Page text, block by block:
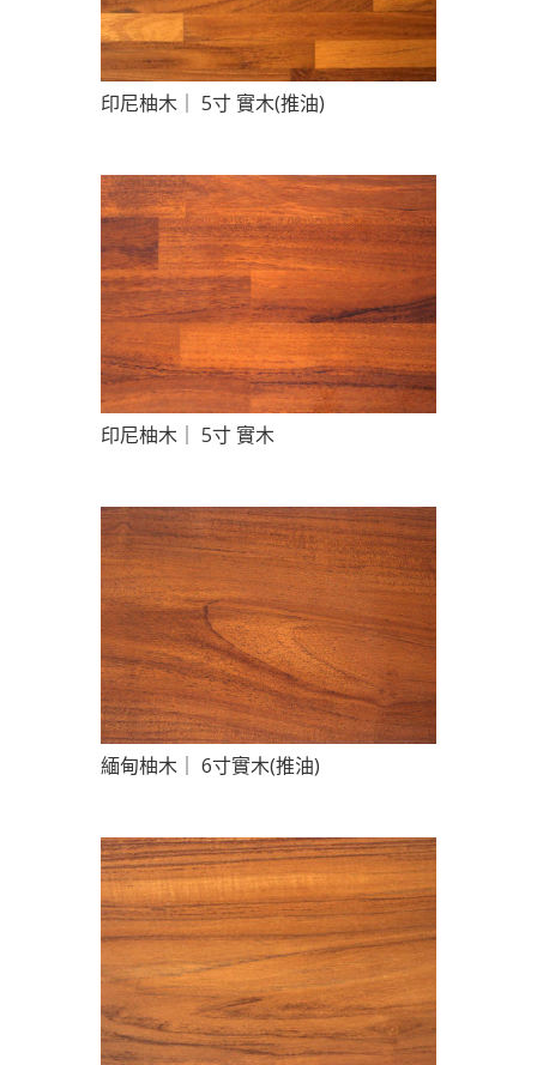
印尼柚木｜ 5寸 實木(推油)
印尼柚木｜ 5寸 實木
緬甸柚木｜ 6寸實木(推油)